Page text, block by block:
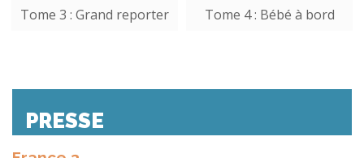
Tome 3 : Grand reporter Tome 4 : Bébé à bord
PRESSE